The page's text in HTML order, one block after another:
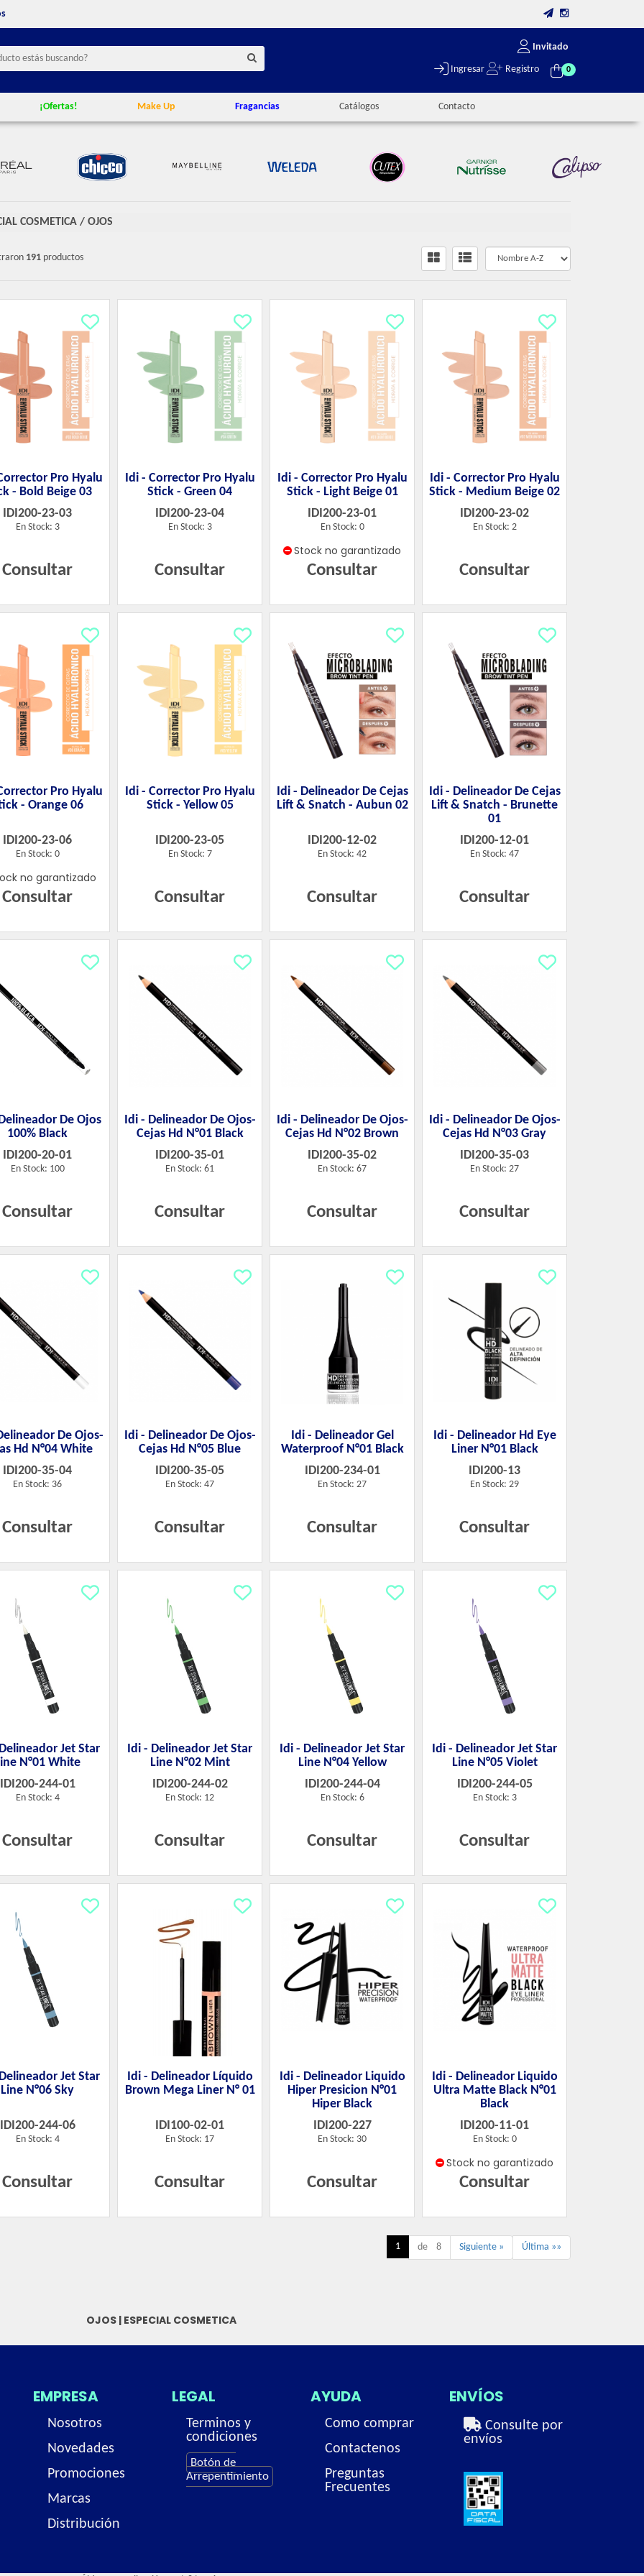
Invitado
Ingresar Registro 0
¡Ofertas! Make Up Fragancias Catálogos Contacto
COSMETICA/ OJOS
191 productos
Pro Hyalu
- Bold Beige 03
IDI200-23-03
En Stock: 3
Consultar
Idi - Corrector Pro Hyalu
Stick - Green 04
IDI200-23-04
En Stock: 3
Consultar
Idi - Corrector Pro Hyalu
Stick - Light Beige 01
IDI200-23-01
En Stock: 0
Stock no garantizado
Consultar
Idi - Corrector Pro Hyalu
Stick - Medium Beige 02
IDI200-23-02
En Stock: 2
Consultar
Pro Hyalu
- Orange 06
IDI200-23-06
En Stock: 0
no garantizado
Consultar
Idi - Corrector Pro Hyalu
Stick - Yellow 05
IDI200-23-05
En Stock: 7
Consultar
Idi - Delineador De Cejas
Lift & Snatch - Aubun 02
IDI200-12-02
En Stock: 42
Consultar
Idi - Delineador De Cejas
Lift & Snatch - Brunette
01
IDI200-12-01
En Stock: 47
Consultar
De Ojos
100% Black
IDI200-20-01
En Stock: 100
Consultar
Idi - Delineador De Ojos-
Cejas Hd N°01 Black
IDI200-35-01
En Stock: 61
Consultar
Idi - Delineador De Ojos-
Cejas Hd N°02 Brown
IDI200-35-02
En Stock: 67
Consultar
Idi - Delineador De Ojos-
Cejas Hd N°03 Gray
IDI200-35-03
En Stock: 27
Consultar
De Ojos-
Hd N°04 White
IDI200-35-04
En Stock: 36
Consultar
Idi - Delineador De Ojos-
Cejas Hd N°05 Blue
IDI200-35-05
En Stock: 47
Consultar
Idi - Delineador Gel
Waterproof N°01 Black
IDI200-234-01
En Stock: 27
Consultar
Idi - Delineador Hd Eye
Liner N°01 Black
IDI200-13
En Stock: 29
Consultar
Jet Star
N°01 White
IDI200-244-01
En Stock: 4
Consultar
Idi - Delineador Jet Star
Line N°02 Mint
IDI200-244-02
En Stock: 12
Consultar
Idi - Delineador Jet Star
Line N°04 Yellow
IDI200-244-04
En Stock: 6
Consultar
Idi - Delineador Jet Star
Line N°05 Violet
IDI200-244-05
En Stock: 3
Consultar
Jet Star
Line N°06 Sky
IDI200-244-06
En Stock: 4
Consultar
Idi - Delineador Líquido
Brown Mega Liner N° 01
IDI100-02-01
En Stock: 17
Consultar
Idi - Delineador Liquido
Hiper Presicion N°01
Hiper Black
IDI200-227
En Stock: 30
Consultar
Idi - Delineador Liquido
Ultra Matte Black N°01
Black
IDI200-11-01
En Stock: 0
Stock no garantizado
Consultar
1 de 8 Siguiente » Última »»
OJOS| ESPECIAL COSMETICA
EMPRESA
Nosotros
Novedades
Promociones
Marcas
Distribución
LEGAL
Terminos y
condiciones
Botón de
Arrepentimiento
AYUDA
Como comprar
Contactenos
Preguntas
Frecuentes
ENVÍOS
Consulte por
envíos